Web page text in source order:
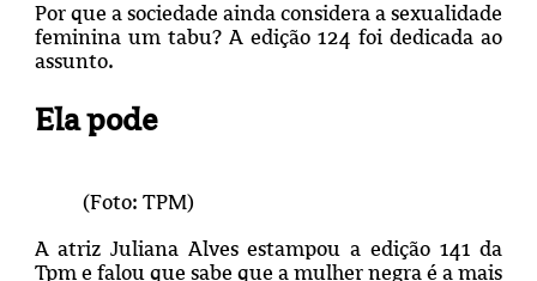
Por que a sociedade ainda considera a sexualidade
feminina um tabu? A edição 124 foi dedicada ao
assunto.
Ela pode
(Foto: TPM)
A atriz Juliana Alves estampou a edição 141 da
Tpm e falou que sabe que a mulher negra é a mais